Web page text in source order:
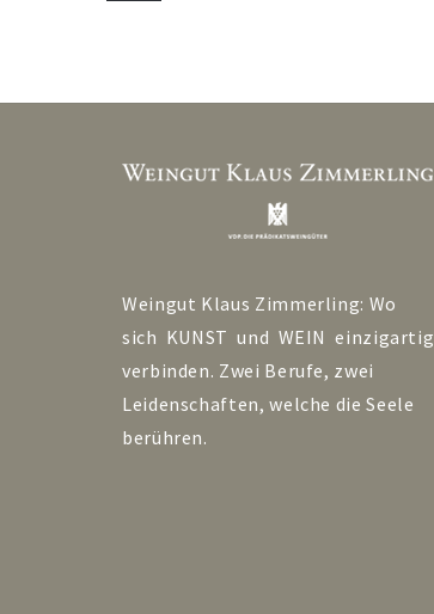
Weingut Klaus Zimmerling: Wo
sich KUNST und WEIN einzigartig
verbinden. Zwei Berufe, zwei
Leidenschaften, welche die Seele
berühren.